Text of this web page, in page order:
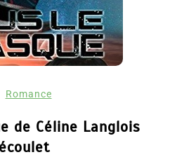
Romance
de Céline Langlois